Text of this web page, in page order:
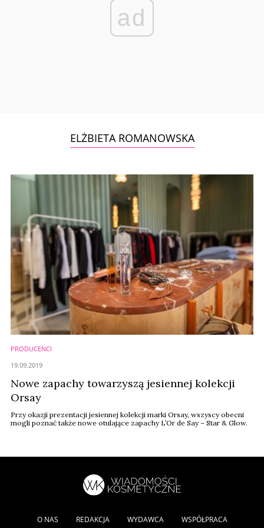
ad
ELŻBIETA ROMANOWSKA
PRODUCENCI
Nowe zapachy towarzyszą jesiennej kolekcji
Orsay
Przy okazji prezentacji jesiennej kolekcji marki Orsay, wszyscy obecni
mogli poznać także nowe otulające zapachy L’Or de Say – Star & Glow.
19.09.2019
O NAS REDAKCJA WYDAWCA
WSPÓŁPRACA